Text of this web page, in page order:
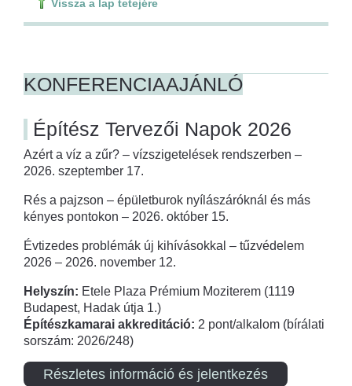
Vissza a lap tetejére
KONFERENCIAAJÁNLÓ
Építész Tervezői Napok 2026
Azért a víz a zűr? – vízszigetelések rendszerben –
2026. szeptember 17.
Rés a pajzson – épületburok nyílászáróknál és más
kényes pontokon – 2026. október 15.
Évtizedes problémák új kihívásokkal – tűzvédelem
2026 – 2026. november 12.
Helyszín: Etele Plaza Prémium Moziterem (1119
Budapest, Hadak útja 1.)
Építészkamarai akkreditáció: 2 pont/alkalom (bírálati
sorszám: 2026/248)
Részletes információ és jelentkezés